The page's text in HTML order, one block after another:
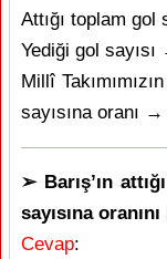
Attığı toplam
Yediği gol
Millî
sayısına oranı
➢ Barış’ın
sayısına
Cevap: